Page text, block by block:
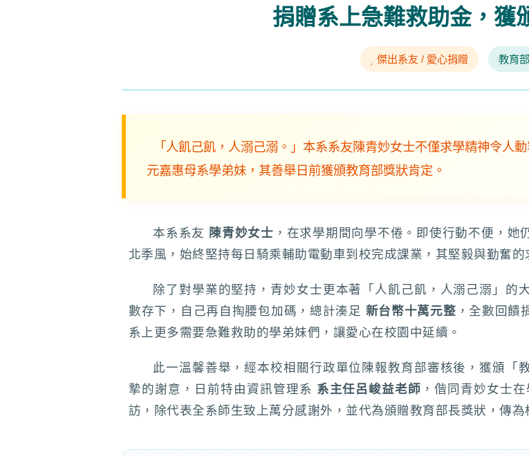
捐贈系上急難救助金，獲
傑出系友 / 愛心捐贈 教育
「人飢己飢，人溺己溺。」本系系友陳青妙女士不僅求學精神令人
元嘉惠母系學弟妹，其善舉日前獲頒教育部獎狀肯定。
本系系友 陳青妙女士 ，在求學期間向學不倦。即使行動不便，
北季風，始終堅持每日騎乘輔助電動車到校完成課業，其堅毅與勤奮
除了對學業的堅持，青妙女士更本著「人飢己飢，人溺己溺」的
數存下，自己再自掏腰包加碼，總計湊足 新台幣十萬元整 ，全數回饋
系上更多需要急難救助的學弟妹們，讓愛心在校園中延續。
此一溫馨善舉，經本校相關行政單位陳報教育部審核後，獲頒「
摯的謝意，日前特由資訊管理系 系主任呂峻益老師 ，偕同青妙女士
訪，除代表全系師生致上萬分感謝外，並代為頒贈教育部長獎狀，傳為